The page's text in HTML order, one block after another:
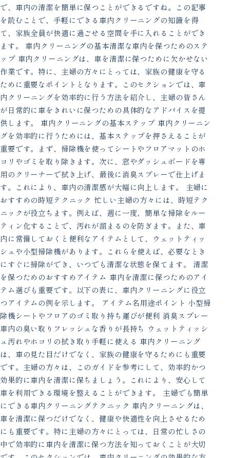
で、車内の清潔を簡単に保つことができるですね。この記事
を読むことで、手軽にできる車内クリーニングの知識を得
て、家族全員が快適に過ごせる空間を手に入れることができ
ます。 車内クリーニングの基本清潔な車内を保つためのステ
ップ 車内クリーニングは、車を清潔に保つために欠かせない
作業です。特に、主婦の方々にとっては、家族の健康を守る
ために重要なポイントとなります。このセクションでは、車
内クリーニングを効率的に行う方法を紹介し、主婦の皆さん
が日常的に車をきれいに保つための具体的なアドバイスを提
供します。 車内クリーニングの基本ステップ 車内クリーニン
グを効率的に行うためには、基本ステップを押さえることが
重要です。まず、掃除機を使ってシートやフロアマットのホ
コリやゴミを取り除きます。次に、窓やダッシュボードを専
用のクリーナーで拭き上げ、最後に消臭スプレーで仕上げま
す。これにより、車内の清潔感が大幅に向上します。 主婦に
おすすめの時短テクニック 忙しい主婦の方々には、時短テク
ニックが役立ちます。例えば、週に一度、簡単な掃除をルー
ティン化することで、汚れが溜まるのを防ぎます。また、車
内に常備しておくと便利なアイテムとして、ウェットティッ
シュや小型掃除機があります。これらを使えば、必要なとき
にすぐに掃除ができ、いつでも清潔な状態を保てます。 清潔
を保つためのおすすめアイテム 車内を清潔に保つためのアイ
テム選びも重要です。以下の表に、車内クリーニングに役立
つアイテムの例を示します。 アイテム名用途ポイント 小型掃
除機シートやフロアのゴミ取り持ち運びが便利 消臭スプレー
車内の臭い取りフレッシュな香りが長持ち ウェットティッシ
ュ汚れやホコリの拭き取り手軽に使える 車内クリーニング
は、車の見た目だけでなく、家族の健康を守るためにも重要
です。主婦の方々は、このガイドを参考にして、効率的かつ
効果的に車内を清潔に保ちましょう。これにより、安心して
車を利用できる環境を整えることができます。 主婦でも簡単
にできる車内クリーニングテクニック 車内クリーニングは、
車を清潔に保つだけでなく、健康や快適性を向上させるため
にも重要です。特に主婦の方々にとっては、日常の忙しさの
中で効率的に車内を清潔に保つ方法を知っておくことが大切